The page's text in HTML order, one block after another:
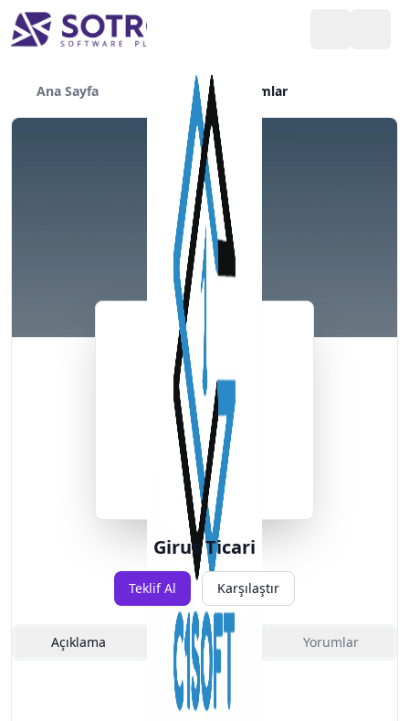
Ana Sayfa Yazılımlar
Girus Ticari
Teklif Al Karşılaştır
Açıklama Özellikler Yorumlar